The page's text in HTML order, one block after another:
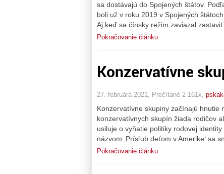
sa dostávajú do Spojených štátov.
boli už v roku 2019 v Spojených
Aj keď sa čínsky režim zaviazal
Pokračovanie článku
Konzervatívne
27. februára 2021, Prečítané 2 161x,
Konzervatívne skupiny začínajú
konzervatívnych skupín žiada rodičov
usiluje o vyňatie politiky rodovej
názvom ‚Prísľub deťom v Amerike‘ sa
Pokračovanie článku